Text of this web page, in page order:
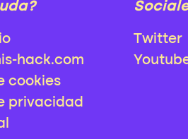
hack.com
cookies
privacidad
Twitter